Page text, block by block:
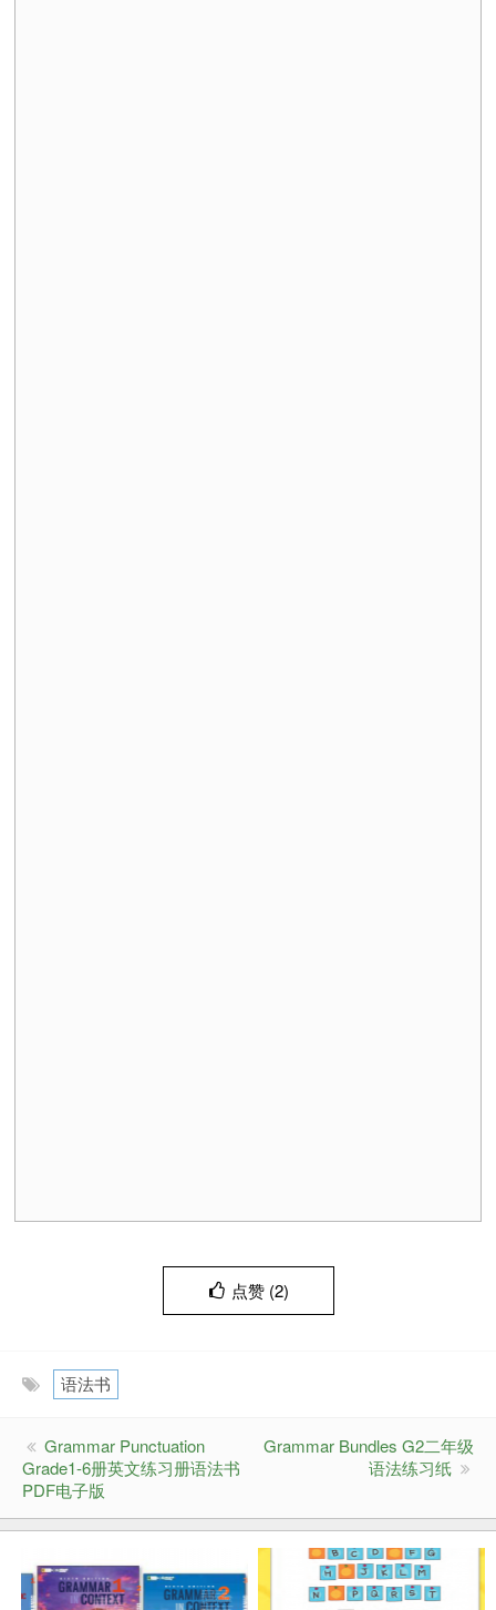
点赞 (2)
语法书
Grammar Punctuation
Grade1-6册英文练习册语法书
PDF电子版
Grammar Bundles G2二年级
语法练习纸